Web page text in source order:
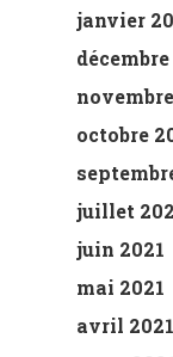
janvier
décembre
octobre
juillet
juin 2021
mai 2021
avril 2021